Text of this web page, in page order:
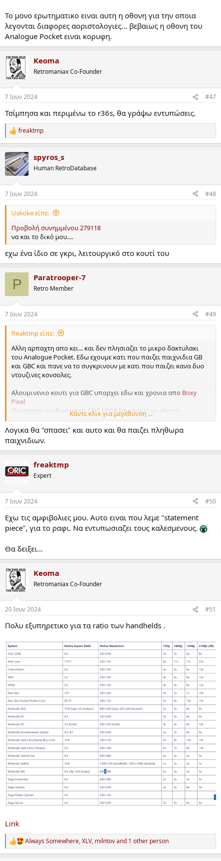
Το μονο ερωτηματικο ειναι αυτη η οθονη για την οποια
λεγονται διαφορες αοριστολογιες... βεβαιως η οθονη του
Analogue Pocket ειναι κορυφη.
Keoma
Retromaniax Co-Founder
7 Ιουν 2024 #47
Τσίμπησα και περιμένω το r36s, θα γράψω εντυπώσεις.
R
e
c
t
i
s
:
freaktmp
spyros_s
Human RetroDatabase
7 Ιουν 2024 #48
Uskoke είπε:
Προβολή συνημμένου 279118
να και το δικό μου....
εχω ένα ίδιο σε γκρι, λειτουργικό στο κουτί του
P Paratrooper-7
Retro Member
7 Ιουν 2024 #49
freaktmp είπε:
Αλλη αρπαχτη απο κει... και δεν πλησιαζει το μικρο δακτυλακι
του Analogue Pocket. Εδω εχουμε κατι που παιζει παιχνιδια GB
και GBC και πανε να το συγκρινουν με κατι που παιζει κανα δυο
ντουζινες κονσολες.
Αλουμινενιο κουτι για GBC υπαρχει εδω και χρονια απο Boxy
Pixel
Προσφατα κυκλοφηρησε GBC FPGA kit πληρες με ολα τα
εξαρτηματα για να φτιαξεις ενα gbc αποfunnyplayingσε
εξαιρετικα λογικη τιμη.
Το μονο ερωτηματικο ειναι αυτη η οθονη για την οποια λεγονται
ειναι κορυφη.
Κάντε κλικ για μεγέθυνση ...
Λογικα θα "σπασει" και αυτο και θα παιζει πληθωρα
παιχνιδιων.
freaktmp
Expert
7 Ιουν 2024 #50
Εχω τις αμφιβολιες μου. Αυτο ειναι που λεμε "statement
piece", για το ραφι. Να εντυπωσιαζει τους καλεσμενους.
Θα δειξει...
Keoma
Retromaniax Co-Founder
20 Ιουν 2024 #51
Πολυ εξυπηρετικο για τα ratio των handhelds .
Link
R
e
Always Somewhere,XLV, milntovand 1 other person